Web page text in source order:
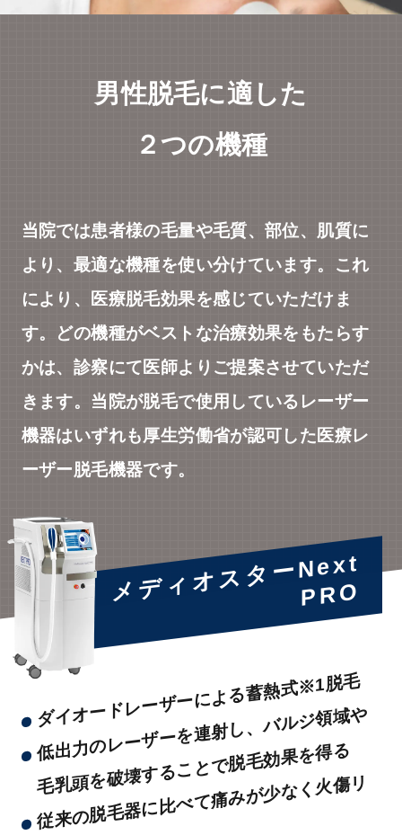
男性脱毛に適した
２つの機種
当院では患者様の毛量や毛質、部位、肌質に
より、最適な機種を使い分けています。これ
により、医療脱毛効果を感じていただけま
す。どの機種がベストな治療効果をもたらす
かは、診察にて医師よりご提案させていただ
きます。当院が脱毛で使用しているレーザー
機器はいずれも厚生労働省が認可した医療レ
ーザー脱毛機器です。
メディオスターNext
PRO
ダイオードレーザーによる蓄熱式※1脱毛
低
出
力
の
レ
ー
ザ
ー
を
連
射
し
、
バ
ル
ジ
領
域
や
毛
乳
頭
を
破
壊
す
る
こ
と
で
脱
毛
効
果
を
得
る
従
来
の
脱
毛
器
に
比
べ
て
痛
み
が
少
な
く
火
傷
リ
ス
ク
が
低